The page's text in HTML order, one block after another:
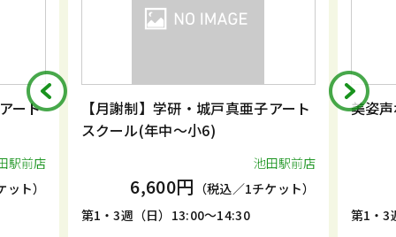
ート
駅前店
ト）
【月謝制】学研・城戸真亜子アート
スクール(年中～小6)
池田駅前店
6,600円 （税込／1チケット）
第1・3週（日）13:00～14:30
美姿
第1・3